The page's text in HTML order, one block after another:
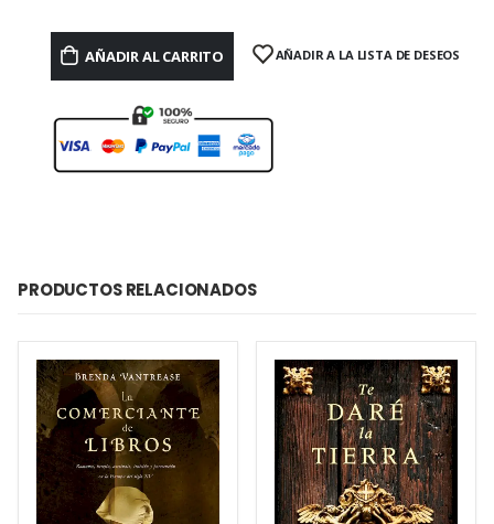
AÑADIR AL CARRITO AÑADIR A LA LISTA DE DESEOS
PRODUCTOS RELACIONADOS